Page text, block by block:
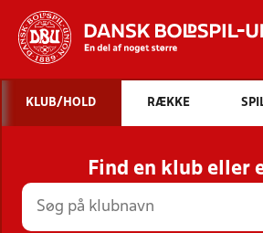
STILLINGER, RESULTATER,
HOLD
KLUB/HOLD RÆKKE
Find en klub eller